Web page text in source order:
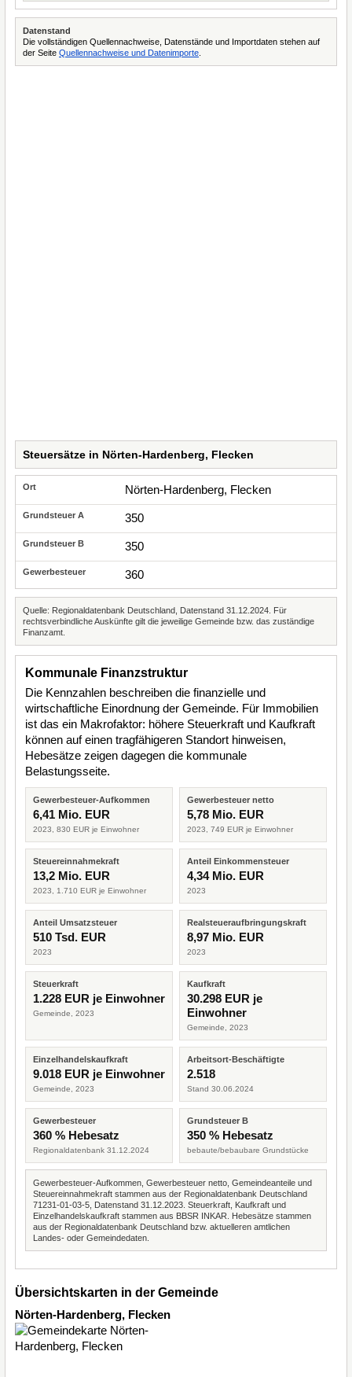
Datenstand
Die vollständigen Quellennachweise, Datenstände und Importdaten stehen auf
der Seite Quellennachweise und Datenimporte
Steuersätze in Nörten-Hardenberg, Flecken
Nörten-Hardenberg, Flecken
350
350
360
Quelle: Regionaldatenbank Deutschland, Datenstand 31.12.2024. Für
rechtsverbindliche Auskünfte gilt die jeweilige Gemeinde bzw. das zuständige
Finanzamt.
Kommunale Finanzstruktur
Die Kennzahlen beschreiben die finanzielle und
wirtschaftliche Einordnung der Gemeinde. Für Immobilien
ist das ein Makrofaktor: höhere Steuerkraft und Kaufkraft
können auf einen tragfähigeren Standort hinweisen,
Hebesätze zeigen dagegen die kommunale
Belastungsseite.
Gewerbesteuer-Aufkommen
6,41 Mio. EUR
2023, 830 EUR je Einwohner
Gewerbesteuer netto
5,78 Mio. EUR
2023, 749 EUR je Einwohner
Steuereinnahmekraft
13,2 Mio. EUR
2023, 1.710 EUR je Einwohner
Anteil Einkommensteuer
4,34 Mio. EUR
2023
Anteil Umsatzsteuer
510 Tsd. EUR
2023
Realsteueraufbringungskraft
8,97 Mio. EUR
2023
Steuerkraft
1.228 EUR je Einwohner
Gemeinde, 2023
Kaufkraft
30.298 EUR je
Einwohner
Gemeinde, 2023
Einzelhandelskaufkraft
9.018 EUR je Einwohner
Gemeinde, 2023
Arbeitsort-Beschäftigte
2.518
Stand 30.06.2024
Gewerbesteuer
360 % Hebesatz
Regionaldatenbank 31.12.2024
Grundsteuer B
350 % Hebesatz
bebaute/bebaubare Grundstücke
Gewerbesteuer-Aufkommen, Gewerbesteuer netto, Gemeindeanteile und
Steuereinnahmekraft stammen aus der Regionaldatenbank Deutschland
71231-01-03-5, Datenstand 31.12.2023. Steuerkraft, Kaufkraft und
Einzelhandelskaufkraft stammen aus BBSR INKAR. Hebesätze stammen
aus der Regionaldatenbank Deutschland bzw. aktuelleren amtlichen
Landes- oder Gemeindedaten.
Übersichtskarten in der Gemeinde
Nörten-Hardenberg, Flecken